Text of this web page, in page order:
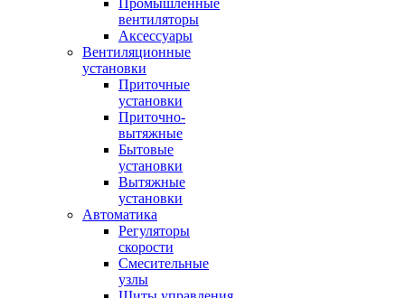
Промышленные
вентиляторы
Аксессуары
Вентиляционные
установки
Приточные
установки
Приточно-
вытяжные
Бытовые
установки
Вытяжные
установки
Автоматика
Регуляторы
скорости
Смесительные
узлы